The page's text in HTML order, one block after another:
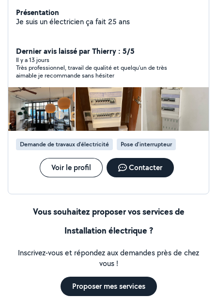
Présentation
Je suis un électricien ça fait 25 ans
Dernier avis laissé par Thierry : 5/5
Il y a 13 jours
Très professionnel, travail de qualité et quelqu'un de très
aimable je recommande sans hésiter
Demande de travaux d’électricité Pose d'interrupteur
Voir le profil Contacter
Vous souhaitez proposer vos services de
Installation électrique ?
Inscrivez-vous et répondez aux demandes près de chez
vous !
Proposer mes services